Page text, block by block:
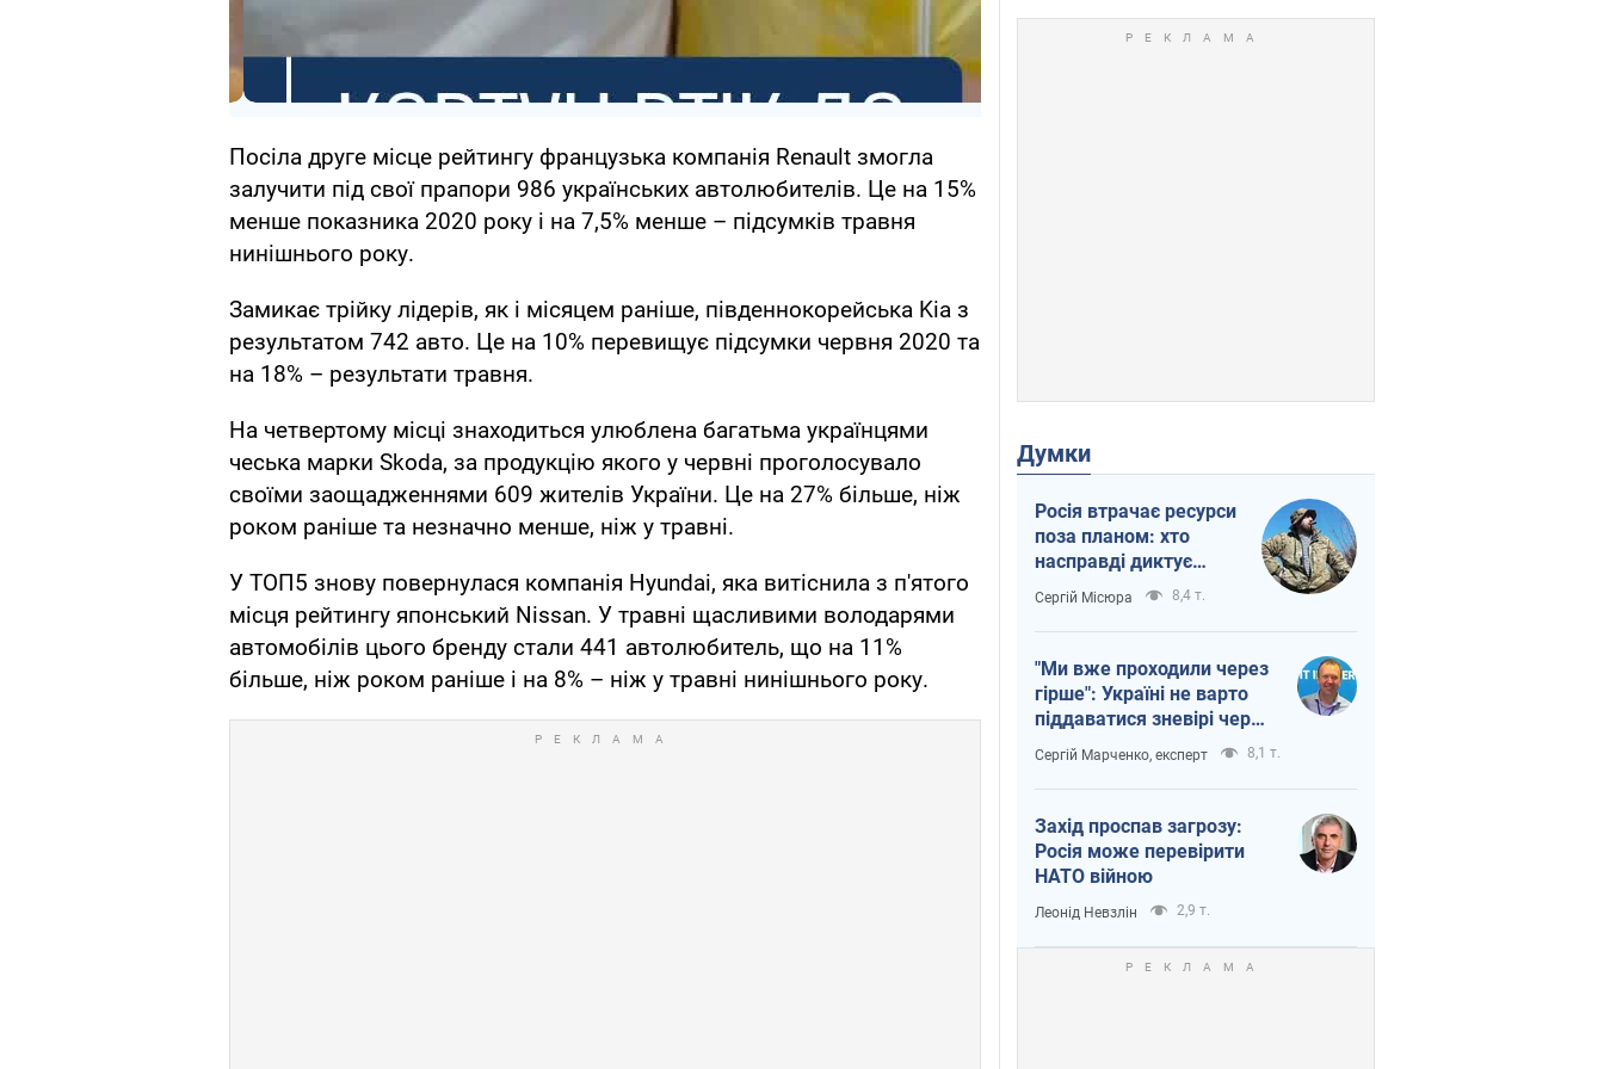
Посіла друге місце рейтингу французька компанія Renault змогла
залучити під свої прапори 986 українських автолюбителів. Це на 15%
менше показника 2020 року і на 7,5% менше – підсумків травня
нинішнього року.
Замикає трійку лідерів, як і місяцем раніше, південнокорейська Kia з
результатом 742 авто. Це на 10% перевищує підсумки червня 2020 та
на 18% – результати травня.
На четвертому місці знаходиться улюблена багатьма українцями
чеська марки Skoda, за продукцію якого у червні проголосувало
своїми заощадженнями 609 жителів України. Це на 27% більше, ніж
роком раніше та незначно менше, ніж у травні.
У ТОП5 знову повернулася компанія Hyundai, яка витіснила з п'ятого
місця рейтингу японський Nissan. У травні щасливими володарями
автомобілів цього бренду стали 441 автолюбитель, що на 11%
більше, ніж роком раніше і на 8% – ніж у травні нинішнього року.
Думки
Росія втрачає ресурси
поза планом: хто
насправді диктує
темп війни
Сергій Місюра 8,4 т.
"Ми вже проходили через
гірше": Україні не варто
піддаватися зневірі через
ракетний терор
Сергій Марченко, експерт 8,1 т.
Захід проспав загрозу:
Росія може перевірити
НАТО війною
Леонід Невзлін 2,9 т.